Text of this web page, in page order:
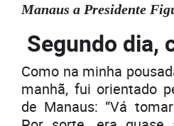
Manaus a Presidente
Segundo dia,
Como na minha
manhã, fui orientado
de Manaus: “Vá